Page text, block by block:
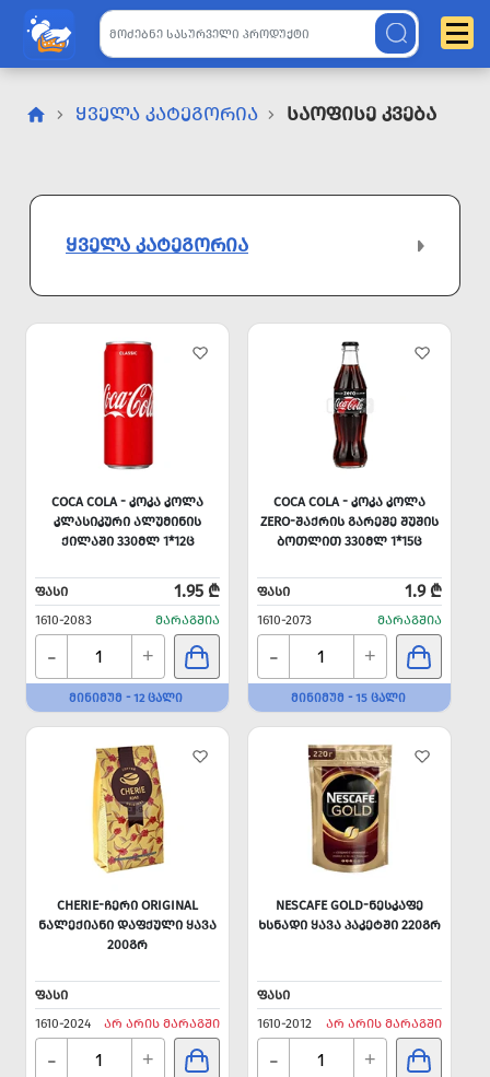
ᲧᲕᲔᲚᲐ ᲙᲐᲢᲔᲒᲝᲠᲘᲐ Საოფისე Კვება
ᲧᲕᲔᲚᲐ ᲙᲐᲢᲔᲒᲝᲠᲘᲐ
COCA COLA - ᲙᲝᲙᲐ ᲙᲝᲚᲐ
ᲙᲚᲐᲡᲘᲙᲣᲠᲘ ᲐᲚᲣᲛᲘᲜᲘᲡ
ᲥᲘᲚᲐᲨᲘ 330ᲛᲚ 1*12Ც
ᲤᲐᲡᲘ 1.95 ₾
1610-2083 ᲛᲐᲠᲐᲒᲨᲘᲐ
- +
ᲛᲘᲜᲘᲛᲣᲛ - 12 ᲪᲐᲚᲘ
COCA COLA - ᲙᲝᲙᲐ ᲙᲝᲚᲐ
ZERO-ᲨᲐᲥᲠᲘᲡ ᲒᲐᲠᲔᲨᲔ ᲨᲣᲨᲘᲡ
ᲑᲝᲗᲚᲘᲗ 330ᲛᲚ 1*15Ც
ᲤᲐᲡᲘ 1.9 ₾
1610-2073 ᲛᲐᲠᲐᲒᲨᲘᲐ
- +
ᲛᲘᲜᲘᲛᲣᲛ - 15 ᲪᲐᲚᲘ
CHERIE-ᲩᲔᲠᲘ ORIGINAL
ᲜᲐᲚᲔᲥᲘᲐᲜᲘ ᲓᲐᲤᲥᲣᲚᲘ ᲧᲐᲕᲐ
200ᲒᲠ
ᲤᲐᲡᲘ
1610-2024
ᲐᲠ ᲐᲠᲘᲡ ᲛᲐᲠᲐᲒᲨᲘ
- +
NESCAFE GOLD-ᲜᲔᲡᲙᲐᲤᲔ
ᲮᲡᲜᲐᲓᲘ ᲧᲐᲕᲐ ᲞᲐᲙᲔᲢᲨᲘ 220ᲒᲠ
ᲤᲐᲡᲘ
1610-2012
ᲐᲠ ᲐᲠᲘᲡ ᲛᲐᲠᲐᲒᲨᲘ
- +